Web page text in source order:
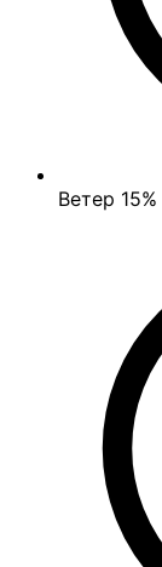
Ветер 15%